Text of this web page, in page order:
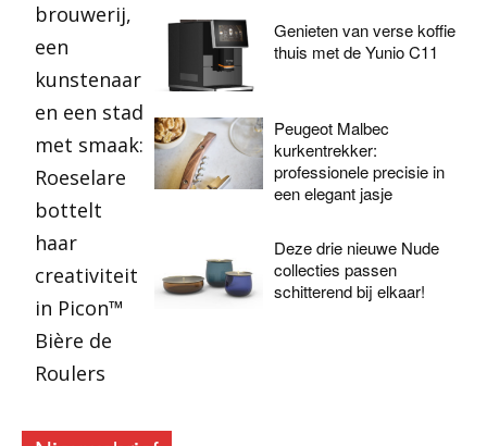
Genieten van verse koffie
thuis met de Yunio C11
Peugeot Malbec
kurkentrekker:
professionele precisie in
een elegant jasje
Deze drie nieuwe Nude
collecties passen
schitterend bij elkaar!